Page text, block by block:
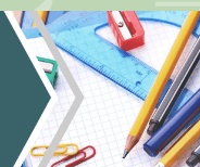
Перейти
основному
содержимому